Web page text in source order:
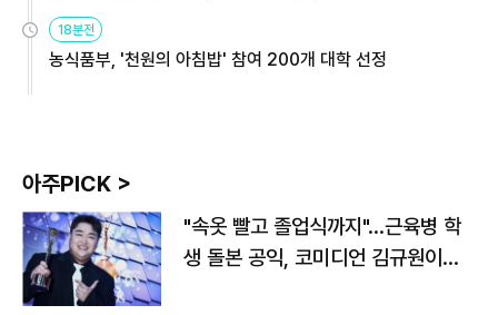
원
18분전
농식품부, '천원의 아침밥' 참여 200개 대학 선정
아주PICK >
"속옷 빨고 졸업식까지"…근육병 학
생 돌본 공익, 코미디언 김규원이었